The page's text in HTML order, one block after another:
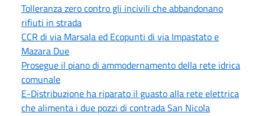
Tolleranza zero contro gli incivili che abbandonano
rifiuti in strada
CCR di via Marsala ed Ecopunti di via Impastato e
Mazara Due
Prosegue il piano di ammodernamento della rete idrica
comunale
E-Distribuzione ha riparato il guasto alla rete elettrica
che alimenta i due pozzi di contrada San Nicola